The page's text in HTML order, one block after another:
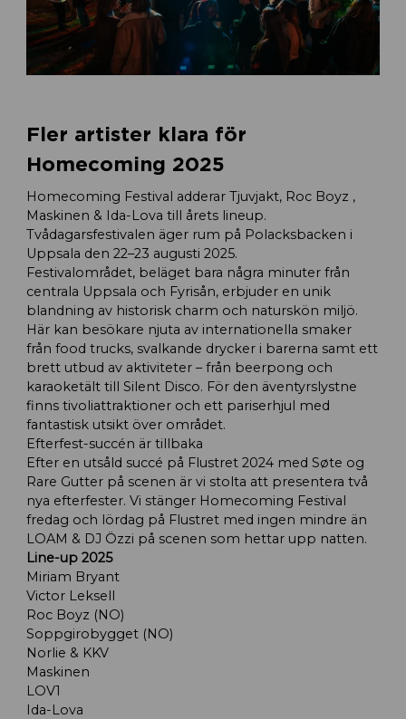
Fler artister klara för
Homecoming 2025
Homecoming Festival adderar Tjuvjakt, Roc Boyz ,
Maskinen & Ida-Lova till årets lineup.
Tvådagarsfestivalen äger rum på Polacksbacken i
Uppsala den 22–23 augusti 2025.
Festivalområdet, beläget bara några minuter från
centrala Uppsala och Fyrisån, erbjuder en unik
blandning av historisk charm och naturskön miljö.
Här kan besökare njuta av internationella smaker
från food trucks, svalkande drycker i barerna samt ett
brett utbud av aktiviteter – från beerpong och
karaoketält till Silent Disco. För den äventyrslystne
finns tivoliattraktioner och ett pariserhjul med
fantastisk utsikt över området.
Efterfest-succén är tillbaka
Efter en utsåld succé på Flustret 2024 med Søte og
Rare Gutter på scenen är vi stolta att presentera två
nya efterfester. Vi stänger Homecoming Festival
fredag och lördag på Flustret med ingen mindre än
LOAM & DJ Özzi på scenen som hettar upp natten.
Line-up 2025
Miriam Bryant
Victor Leksell
Roc Boyz (NO)
Soppgirobygget (NO)
Norlie & KKV
Maskinen
LOV1
Ida-Lova